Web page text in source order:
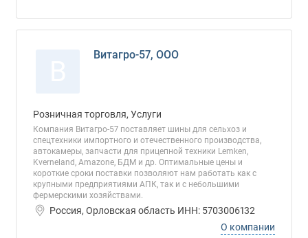
Витагро-57, ООО
Розничная торговля, Услуги
Компания Витагро-57 поставляет шины для сельхоз и
спецтехники импортного и отечественного производства,
автокамеры, запчасти для прицепной техники Lemken,
Kverneland, Amazone, БДМ и др. Оптимальные цены и
короткие сроки поставки позволяют нам работать как с
крупными предприятиями АПК, так и с небольшими
фермерскими хозяйствами.
Россия, Орловская область ИНН: 5703006132
О компании